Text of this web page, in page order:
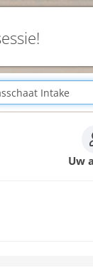
Uw